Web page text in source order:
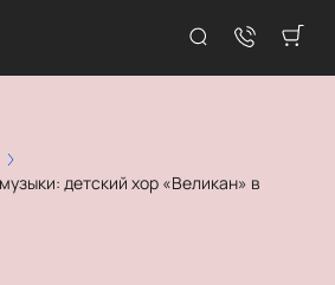
детский хор «Великан» в